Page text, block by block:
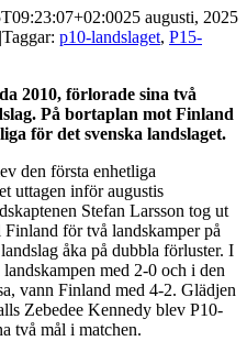
25 augusti, 2025
|Taggar: p10-landslaget, P15-
2010, förlorade sina två
På bortaplan mot Finland
för det svenska landslaget.
den första enhetliga
uttagen inför augustis
Stefan Larsson tog ut
för två landskamper på
åka på dubbla förluster. I
med 2-0 och i den
vann Finland med 4-2. Glädjen
Zebedee Kennedy blev P10-
två mål i matchen.